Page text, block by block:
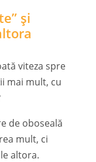
și
viteza spre
mai mult, cu
de oboseală
mult, ci
altora.